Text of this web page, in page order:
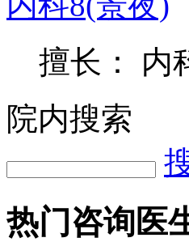
擅长： 内
院内搜索
热门咨询医